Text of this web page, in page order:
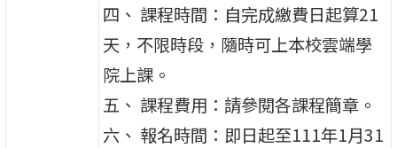
四、 課程時間：自完成繳費日起算21
天，不限時段，隨時可上本校雲端學
院上課。
五、 課程費用：請參閱各課程簡章。
六、 報名時間：即日起至111年1月31